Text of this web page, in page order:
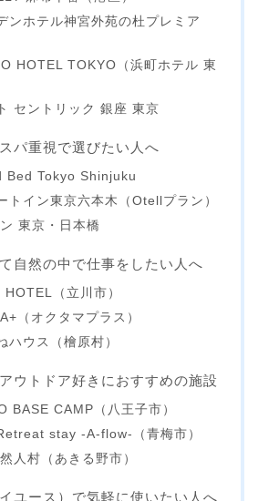
ンホテル神宮外苑の杜プレミア
HOTEL TOKYO（浜町ホテル 東
セントリック 銀座 東京
パ重視で選びたい人へ
Bed Tokyo Shinjuku
トイン東京六本木（Otellプラン）
東京・日本橋
自然の中で仕事をしたい人へ
（立川市）
（オクタマプラス）
ハウス（檜原村）
ウトドア好きにおすすめの施設
BASE CAMP（八王子市）
stay -A-flow-（青梅市）
人村（あきる野市）
ユース）で気軽に使いたい人へ